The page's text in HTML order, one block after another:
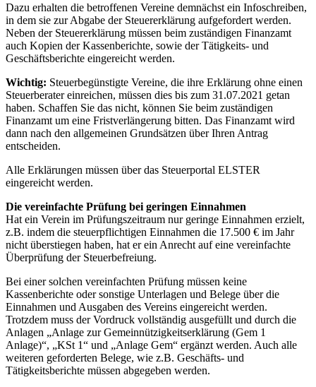
Dazu erhalten die betroffenen Vereine demnächst ein Infoschreiben,
in dem sie zur Abgabe der Steuererklärung aufgefordert werden.
Neben der Steuererklärung müssen beim zuständigen Finanzamt
auch Kopien der Kassenberichte, sowie der Tätigkeits- und
Geschäftsberichte eingereicht werden.
Wichtig: Steuerbegünstigte Vereine, die ihre Erklärung ohne einen
Steuerberater einreichen, müssen dies bis zum 31.07.2021 getan
haben. Schaffen Sie das nicht, können Sie beim zuständigen
Finanzamt um eine Fristverlängerung bitten. Das Finanzamt wird
dann nach den allgemeinen Grundsätzen über Ihren Antrag
entscheiden.
Alle Erklärungen müssen über das Steuerportal ELSTER
eingereicht werden.
Die vereinfachte Prüfung bei geringen Einnahmen
Hat ein Verein im Prüfungszeitraum nur geringe Einnahmen erzielt,
z.B. indem die steuerpflichtigen Einnahmen die 17.500 € im Jahr
nicht überstiegen haben, hat er ein Anrecht auf eine vereinfachte
Überprüfung der Steuerbefreiung.
Bei einer solchen vereinfachten Prüfung müssen keine
Kassenberichte oder sonstige Unterlagen und Belege über die
Einnahmen und Ausgaben des Vereins eingereicht werden.
Trotzdem muss der Vordruck vollständig ausgefüllt und durch die
Anlagen „Anlage zur Gemeinnützigkeitserklärung (Gem 1
Anlage)“, „KSt 1“ und „Anlage Gem“ ergänzt werden. Auch alle
weiteren geforderten Belege, wie z.B. Geschäfts- und
Tätigkeitsberichte müssen abgegeben werden.